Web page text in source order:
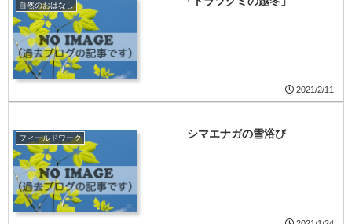
自然のおはなし
2021/2/11
フィールドワーク シマエナガの雪浴び